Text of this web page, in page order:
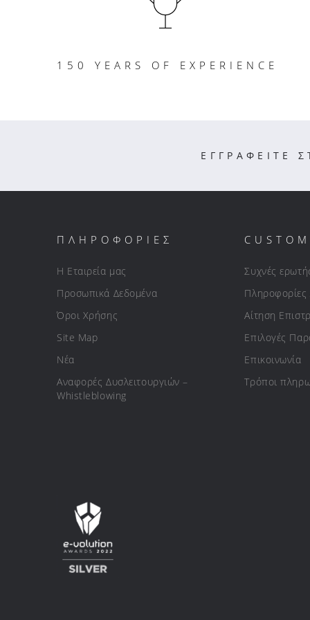
150 YEARS OF EXPERIENCE
ΕΓΓΡΑΦΕΙΤΕ
ΠΛΗΡΟΦΟΡΙΕΣ
Η Εταιρεία μας
Προσωπικά Δεδομένα
Όροι Χρήσης
Site Map
Νέα
Αναφορές Δυσλειτουργιών –
Whistleblowing
Συχνές
Αίτηση
Επιλογές
Επικοινωνία
Τρόποι